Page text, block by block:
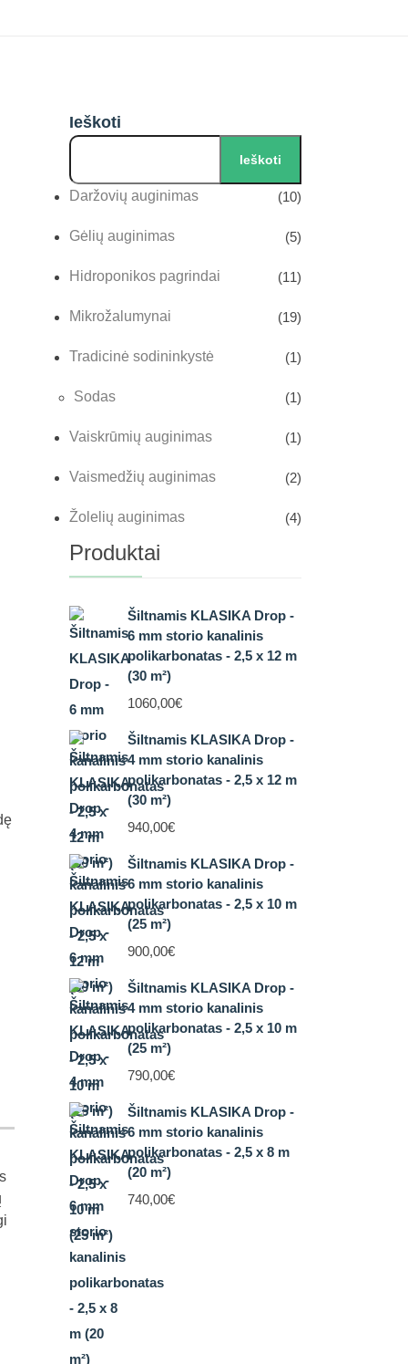
Ieškoti
Ieškoti
Daržovių auginimas (10)
Gėlių auginimas (5)
Hidroponikos pagrindai (11)
Mikrožalumynai (19)
Tradicinė sodininkystė (1)
Sodas (1)
Vaiskrūmių auginimas (1)
Vaismedžių auginimas (2)
Žolelių auginimas (4)
Produktai
Šiltnamis KLASIKA Drop -
6 mm storio kanalinis
polikarbonatas - 2,5 x 12 m
(30 m²)
1060,00€
Šiltnamis KLASIKA Drop -
4 mm storio kanalinis
polikarbonatas - 2,5 x 12 m
(30 m²)
940,00€
Šiltnamis KLASIKA Drop -
6 mm storio kanalinis
polikarbonatas - 2,5 x 10 m
(25 m²)
900,00€
Šiltnamis KLASIKA Drop -
4 mm storio kanalinis
polikarbonatas - 2,5 x 10 m
(25 m²)
790,00€
Šiltnamis KLASIKA Drop -
6 mm storio kanalinis
polikarbonatas - 2,5 x 8 m
(20 m²)
740,00€